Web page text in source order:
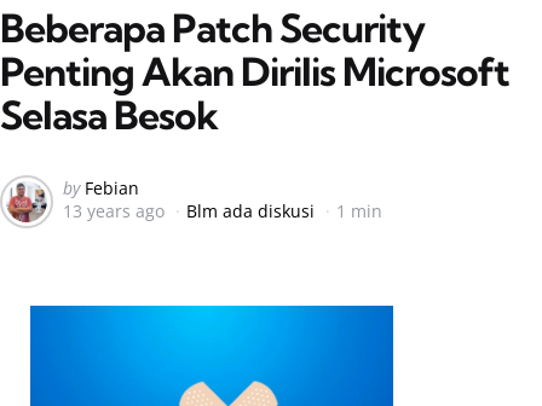
Beberapa Patch Security
Penting Akan Dirilis Microsoft
Selasa Besok
Posted
by
by Febian
13 years ago
Blm ada diskusi 1 min